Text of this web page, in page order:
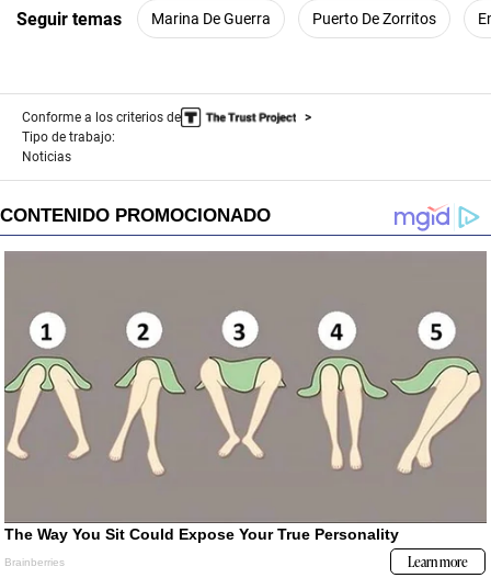
Seguir temas Marina De Guerra Puerto De Zorritos
Conforme a los criterios de
Tipo de trabajo:
Noticias